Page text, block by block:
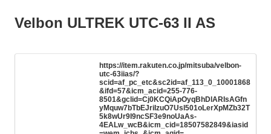
Velbon ULTREK UTC-63 II AS
https://item.rakuten.co.jp/mitsuba/velbon-
utc-63iias/?
scid=af_pc_etc&sc2id=af_113_0_10001868
&ifd=57&icm_acid=255-776-
8501&gclid=Cj0KCQiApOyqBhDlARIsAGfn
yMquw7bTbEJriIzuO7Usl501oLerXpMZb32T
5k8wUr9I9ncSF3e9noUaAs-
4EALw_wcB&icm_cid=18507582849&iasid